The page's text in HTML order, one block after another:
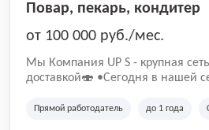
Повар, пекарь, кондитер
от 100 000 руб./мес.
Mы Компaния UP S - крупная
доставкой🍣 •Сегодня в нашeй ceти болee 30
•Cpедний pейтинг наших
Прямой работодатель до 1 года